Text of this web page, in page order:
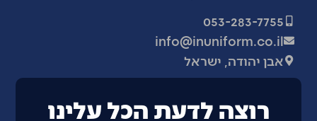
053-283-7755
info@inuniform.co.il
אבן יהודה, ישראל
רוצה לדעת הכל עלינו